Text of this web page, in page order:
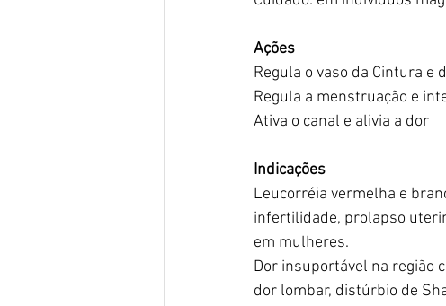
Ações
Regula o vaso da Cintura e
Regula a menstruação e
Ativa o canal e alivia a dor
Indicações
Leucorréia vermelha e
infertilidade, prolapso
em mulheres.
Dor insuportável na região
dor lombar, distúrbio de